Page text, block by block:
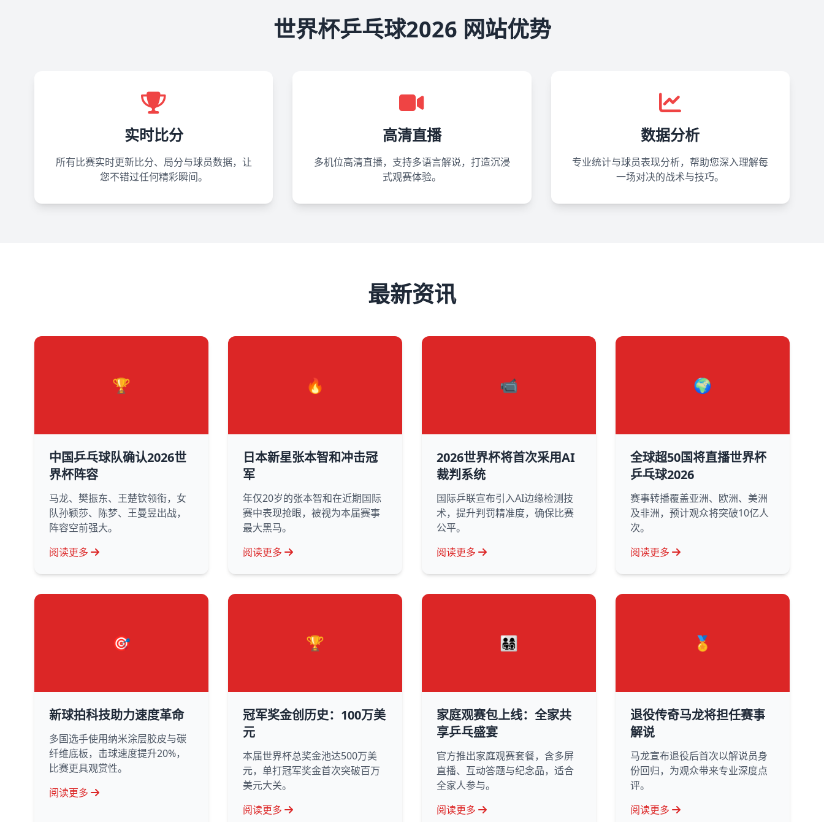
世界杯乒乓球2026 网站优势
实时比分
所有比赛实时更新比分、局分与球员数据，让
您不错过任何精彩瞬间。
高清直播
多机位高清直播，支持多语言解说，打造沉浸
式观赛体验。
数据分析
专业统计与球员表现分析，帮助您深入理解每
一场对决的战术与技巧。
最新资讯
🏆
中国乒乓球队确认2026世
界杯阵容
马龙、樊振东、王楚钦领衔，女
队孙颖莎、陈梦、王曼昱出战，
阵容空前强大。
阅读更多
🔥
日本新星张本智和冲击冠
军
年仅20岁的张本智和在近期国际
赛中表现抢眼，被视为本届赛事
最大黑马。
阅读更多
📹
2026世界杯将首次采用AI
裁判系统
国际乒联宣布引入AI边缘检测技
术，提升判罚精准度，确保比赛
公平。
阅读更多
🌍
全球超50国将直播世界杯
乒乓球2026
赛事转播覆盖亚洲、欧洲、美洲
及非洲，预计观众将突破10亿人
次。
阅读更多
🎯
新球拍科技助力速度革命
多国选手使用纳米涂层胶皮与碳
纤维底板，击球速度提升20%，
比赛更具观赏性。
阅读更多
🏆
冠军奖金创历史：100万美
元
本届世界杯总奖金池达500万美
元，单打冠军奖金首次突破百万
美元大关。
阅读更多
👨‍👩‍👧‍👦
家庭观赛包上线：全家共
享乒乓盛宴
官方推出家庭观赛套餐，含多屏
直播、互动答题与纪念品，适合
全家人参与。
阅读更多
🏅
退役传奇马龙将担任赛事
解说
马龙宣布退役后首次以解说员身
份回归，为观众带来专业深度点
评。
阅读更多